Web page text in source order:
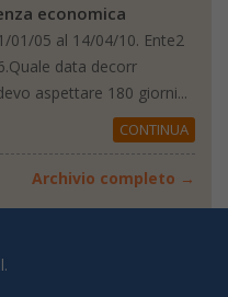
economica
01/05 al 14/04/10. Ente2
data decorr
aspettare 180 giorni...
CONTINUA
Archivio completo →